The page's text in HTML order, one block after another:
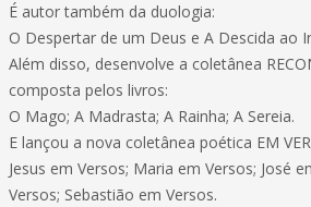
É autor também da duologia:
O Despertar de um Deus e A Descida ao
Além disso, desenvolve a coletânea
composta pelos livros:
O Mago; A Madrasta; A Rainha; A Sereia.
E lançou a nova coletânea poética EM
Jesus em Versos; Maria em Versos; José
Versos; Sebastião em Versos.